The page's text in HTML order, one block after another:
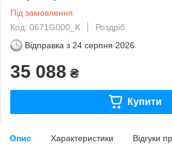
Під замовлення
Код: 0671G000_K
Роздріб
Відправка з 24 серпня 2026
35 088 ₴
Купити
Опис Характеристики Відгуки